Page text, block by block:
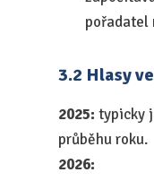
pořadatel
3.2 Hlasy
2025: typicky
průběhu roku.
2026: